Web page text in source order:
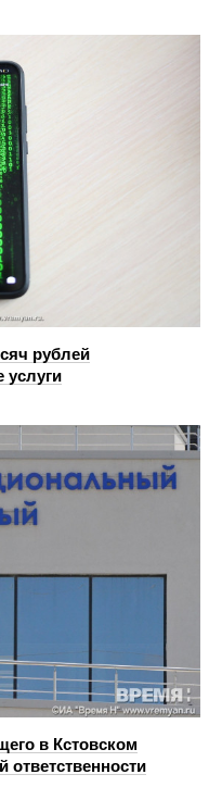
рублей
в Кстовском
ответственности